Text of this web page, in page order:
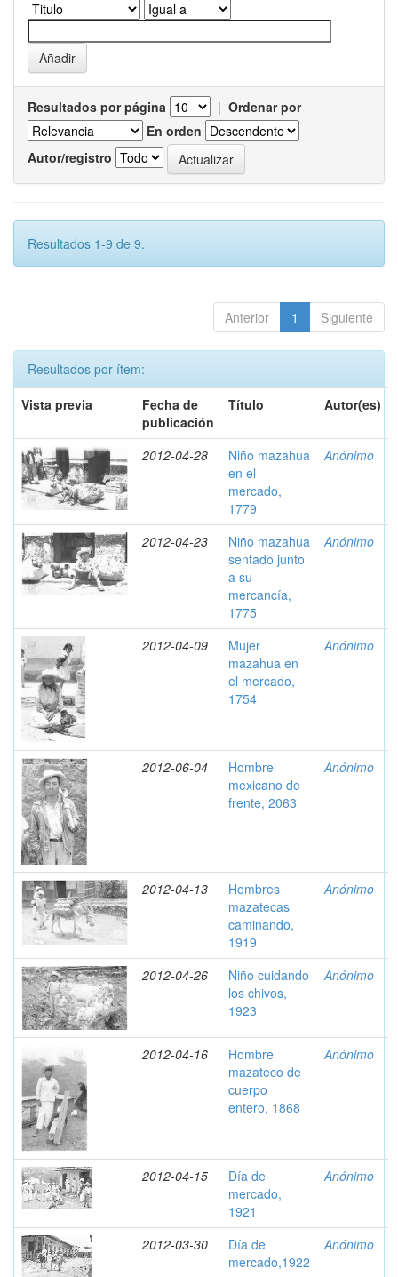
Resultados por página | Ordenar por
En orden
Autor/registro
Resultados 1-9 de 9.
Anterior 1 Siguiente
Resultados por ítem:
Vista previa
Fecha de
publicación
Título Autor(es)
2012-04-28
Niño mazahua
en el
mercado,
1779
Anónimo
2012-04-23
Niño mazahua
sentado junto
a su
mercancía,
1775
Anónimo
2012-04-09
Mujer
mazahua en
el mercado,
1754
Anónimo
2012-06-04
Hombre
mexicano de
frente, 2063
Anónimo
2012-04-13
Hombres
mazatecas
caminando,
1919
Anónimo
2012-04-26
Niño cuidando
los chivos,
1923
Anónimo
2012-04-16
Hombre
mazateco de
cuerpo
entero, 1868
Anónimo
2012-04-15
Día de
mercado,
1921
Anónimo
2012-03-30
Día de
mercado,1922
Anónimo